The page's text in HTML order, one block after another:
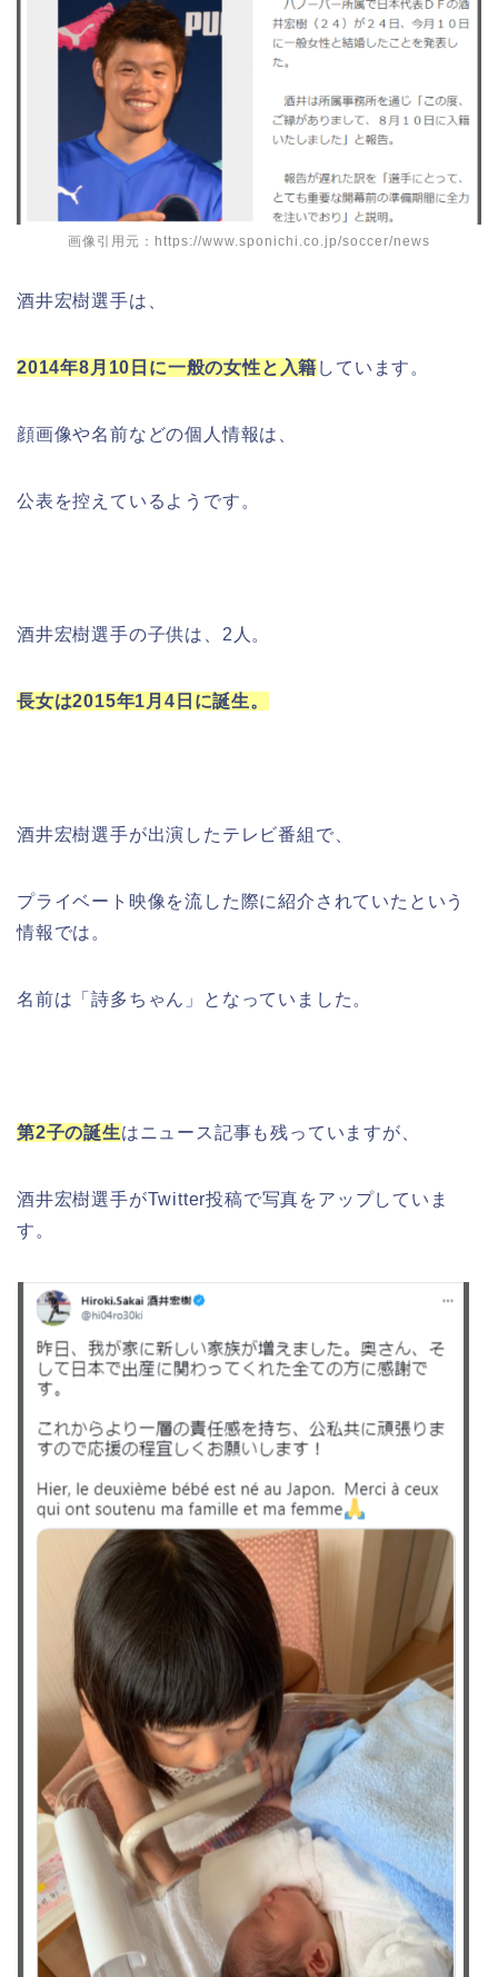
画像引用元：https://www.sponichi.co.jp/soccer/news
酒井宏樹選手は、
2014年8月10日に一般の女性と入籍 しています。
顔画像や名前などの個人情報は、
公表を控えているようです。
酒井宏樹選手の子供は、2人。
長女は2015年1月4日に誕生。
酒井宏樹選手が出演したテレビ番組で、
プライベート映像を流した際に紹介されていたという
情報では。
名前は「詩多ちゃん」となっていました。
第2子の誕生はニュース記事も残っていますが、
酒井宏樹選手がTwitter投稿で写真をアップしていま
す。